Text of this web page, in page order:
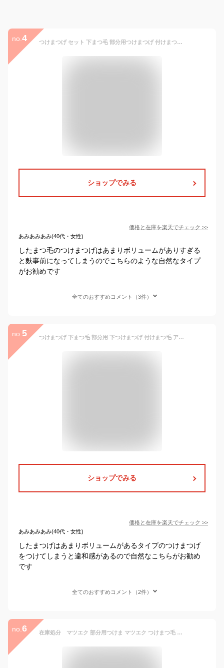
no. 4 つけまつげ セット 下まつ毛 部分用つけまつげ 付けまつ毛 ポイントアイラッシュ まつげエクステ 束 V字 太さ0.07mm 長さ9mm 10mm 11mm メール便
ショップでみる
価格と在庫を楽天でチェック >>
あみあみあみ(40代・女性)
したまつ毛のつけまつげはあまりボリュームがありすぎる
と麩事前になってしまうのでこちらのような自然なタイプ
がお勧めです
全てのおすすめコメント（3件）
no. 5 つけまつげ 下まつ毛 部分用 下つけまつげ 付けまつ毛 アイラッシュ ポイントアイラッシュ まつげエクステ 束 太さ0.07mm 長さ5ミリ 6ミリ 送料無料 メール便
ショップでみる
価格と在庫を楽天でチェック >>
あみあみあみ(40代・女性)
したまつげはあまりボリュームがあるタイプのつけまつげ
をつけてしまうと違和感があるので自然なこちらがお勧め
です
全てのおすすめコメント（2件）
no. 6 在庫処分 マツエク 部分用つけま マツエク つけまつ毛 まつ毛エクステ Cカール 束タイプ マツエクセルフ ボリュームアップまつ毛 フレア アイラッシュ vラッシュ A型 下まつげ つけまつげ 韓国メイク 中華メイク